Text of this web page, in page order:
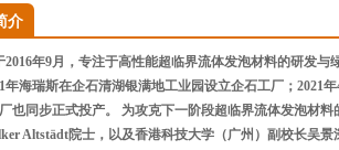
介
年9月，专注于高性能超临界流体发泡材料的研发与
年海瑞斯在企石清湖银满地工业园设立企石工厂；2021
也同步正式投产。 为攻克下一阶段超临界流体发泡材
Altstädt院士，以及香港科技大学（广州）副校长吴